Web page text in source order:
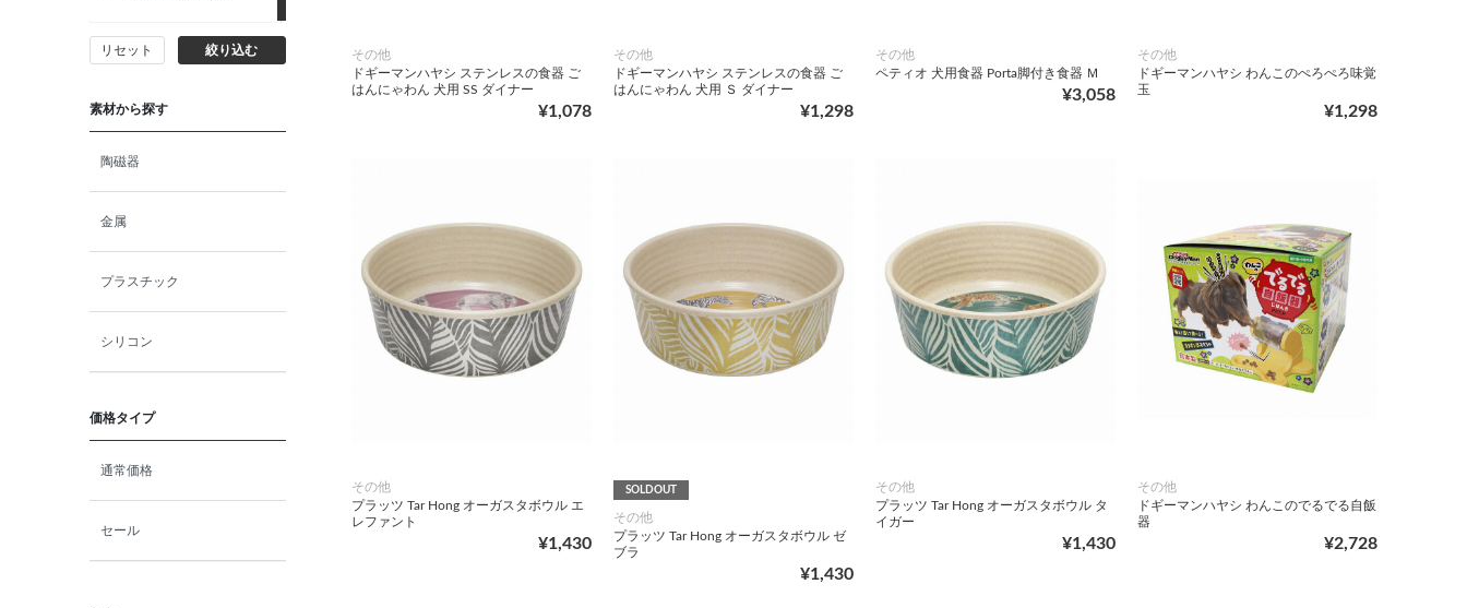
猫ドライフード
猫ウェットフード
猫おやつ
猫サプリ・ミルク・栄養補給
両生類）
リセット 絞り込む
素材から探す
陶磁器
金属
プラスチック
シリコン
価格タイプ
通常価格
セール
その他
ドギーマンハヤシ ステンレスの食器 ご
はんにゃわん 犬用 SS ダイナー
¥1,078
その他
ドギーマンハヤシ ステンレスの食器 ご
はんにゃわん 犬用 Ｓ ダイナー
¥1,298
その他
ペティオ 犬用食器 Porta脚付き食器 Ｍ
¥3,058
その他
ドギーマンハヤシ わんこのぺろぺろ味覚
玉
¥1,298
その他
プラッツ Tar Hong オーガスタボウル エ
レファント
¥1,430
SOLDOUT
その他
プラッツ Tar Hong オーガスタボウル ゼ
ブラ
¥1,430
その他
プラッツ Tar Hong オーガスタボウル タ
イガー
¥1,430
その他
ドギーマンハヤシ わんこのでるでる自飯
器
¥2,728